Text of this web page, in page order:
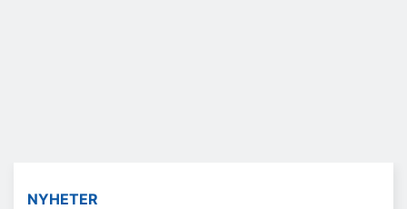
NYHETER